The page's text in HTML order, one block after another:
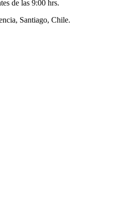
de las 9:00 hrs.
Santiago, Chile.